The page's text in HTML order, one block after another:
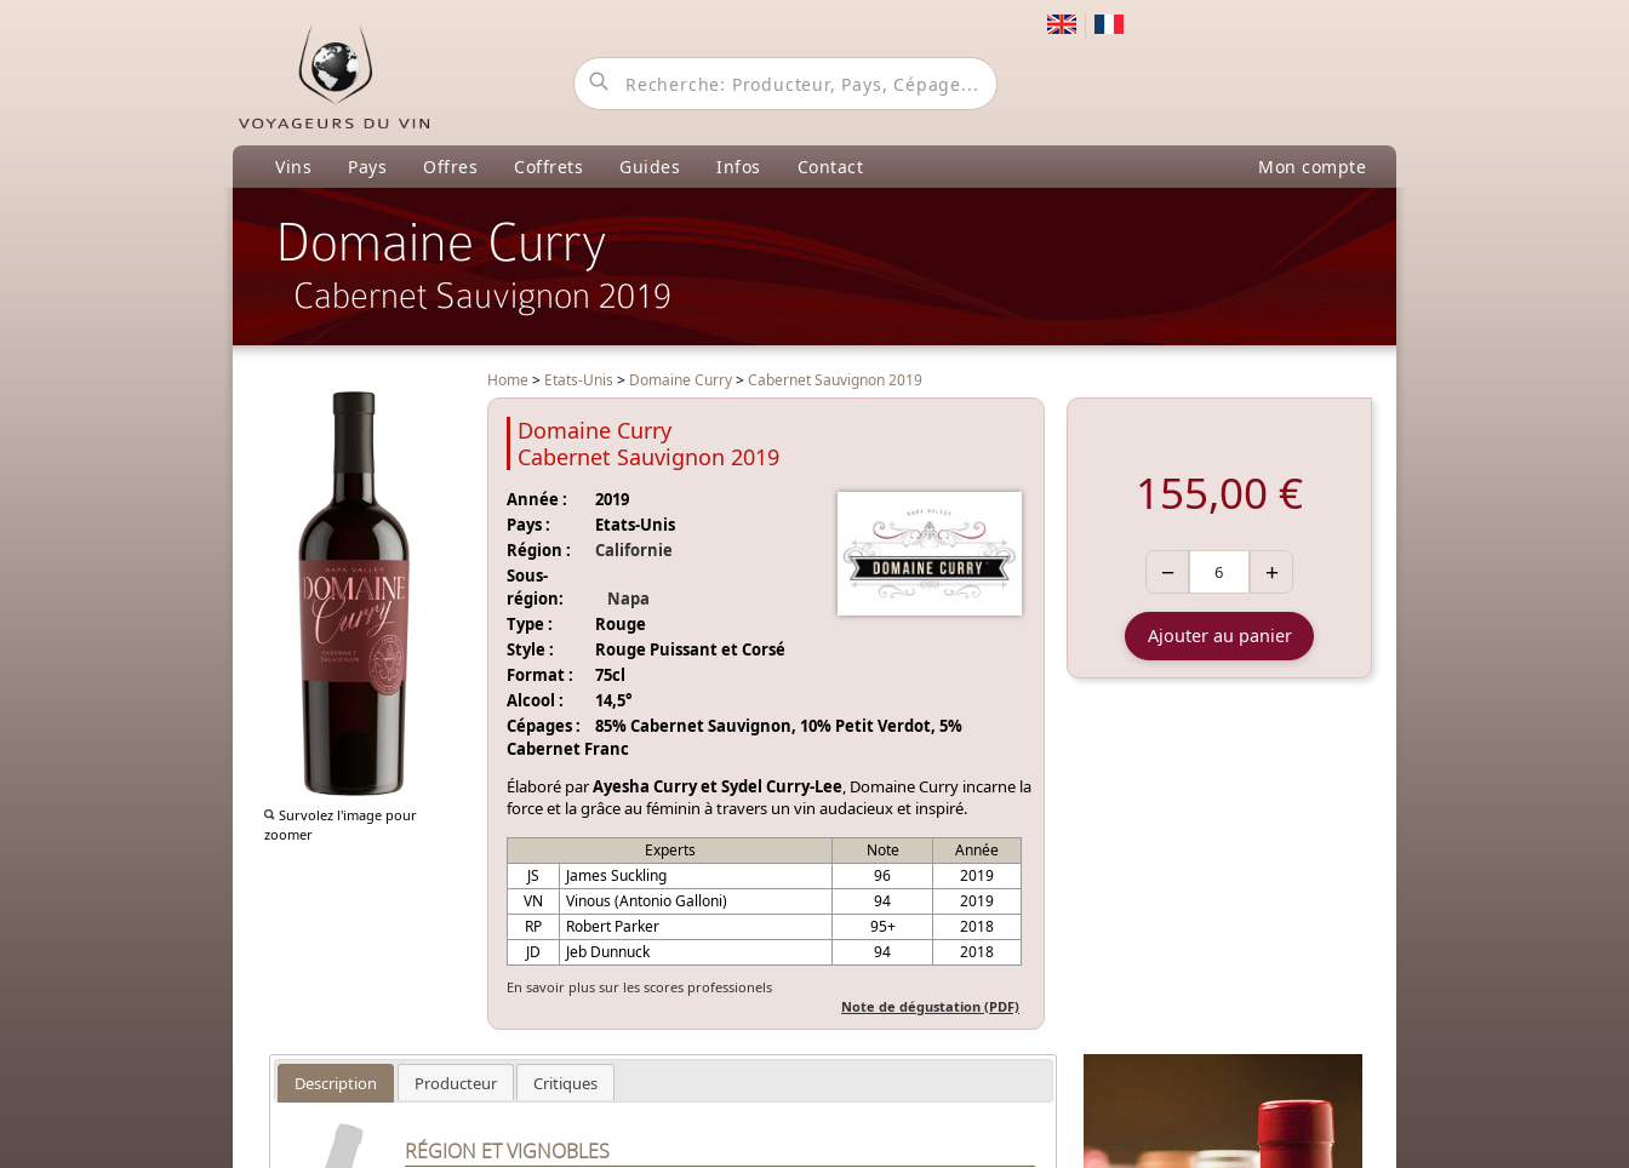
Vins Pays Offres Coffrets Guides Infos Contact Mon compte
Domaine Curry
Cabernet Sauvignon 2019
Survolez l'image pour
zoomer
Home > Etats-Unis > Domaine Curry>Cabernet Sauvignon 2019
Domaine Curry
Cabernet Sauvignon 2019
Année :
2019
Pays :
Etats-Unis
Région :
Californie
Sous-
région:
Napa
Type :
Rouge
Style :
Rouge Puissant et Corsé
Format :
75cl
Alcool :
14,5°
Cépages :
85% Cabernet Sauvignon, 10% Petit Verdot, 5%
Cabernet Franc
Élaboré parAyesha Curry et Sydel Curry-Lee, Domaine Curry incarne la
force et la grâce au féminin à travers un vin audacieux et inspiré.
Experts Note
Année
JS
James Suckling 96
2019
VN
Vinous (Antonio Galloni) 94
2019
RP
Robert Parker 95+
2018
JD
Jeb Dunnuck 94 2018
En savoir plus sur les scores professionels
Note de dégustation (PDF)
Description Producteur Critiques
RÉGION ET VIGNOBLES
155,00 €
− +
Ajouter au panier